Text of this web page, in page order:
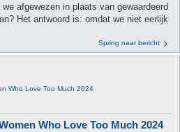
afgewezen in plaats van gewaardeerd
Het antwoord is: omdat we niet eerlijk
Spring naar bericht
Who Love Too Much 2024
Who Love Too Much 2024